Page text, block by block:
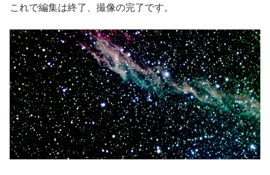
これで編集は終了、撮像の完了です。